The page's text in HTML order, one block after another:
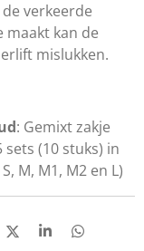
de verkeerde
maakt kan de
mislukken.
: Gemixt zakje
sets (10 stuks) in
M, M1, M2 en L)
D
S
D